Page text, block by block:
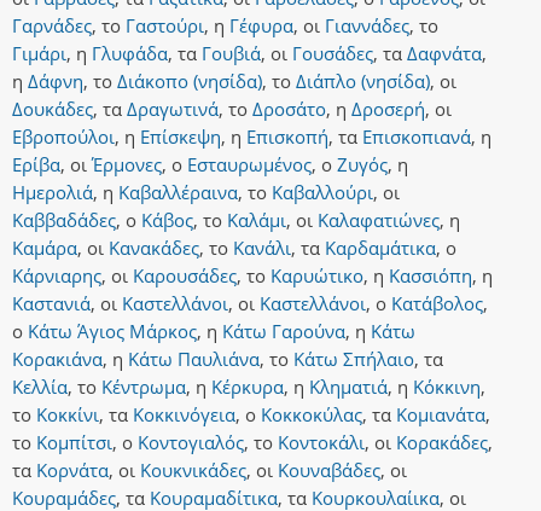
Γαρνάδες, το Γαστούρι, η Γέφυρα, οι Γιαννάδες, το
Γιμάρι, η Γλυφάδα, τα Γουβιά, οι Γουσάδες, τα Δαφνάτα,
η Δάφνη, το Διάκοπο (νησίδα), το Διάπλο (νησίδα), οι
Δουκάδες, τα Δραγωτινά, το Δροσάτο, η Δροσερή, οι
Εβροπούλοι, η Επίσκεψη, η Επισκοπή, τα Επισκοπιανά, η
Ερίβα, οι Έρμονες, ο Εσταυρωμένος, ο Ζυγός, η
Ημερολιά, η Καβαλλέραινα, το Καβαλλούρι, οι
Καββαδάδες, ο Κάβος, το Καλάμι, οι Καλαφατιώνες, η
Καμάρα, οι Κανακάδες, το Κανάλι, τα Καρδαμάτικα, ο
Κάρνιαρης, οι Καρουσάδες, το Καρυώτικο, η Κασσιόπη, η
Καστανιά, οι Καστελλάνοι, οι Καστελλάνοι, ο Κατάβολος,
ο Κάτω Άγιος Μάρκος, η Κάτω Γαρούνα, η Κάτω
Κορακιάνα, η Κάτω Παυλιάνα, το Κάτω Σπήλαιο, τα
Κελλία, το Κέντρωμα, η Κέρκυρα, η Κληματιά, η Κόκκινη,
το Κοκκίνι, τα Κοκκινόγεια, ο Κοκκοκύλας, τα Κομιανάτα,
το Κομπίτσι, ο Κοντογιαλός, το Κοντοκάλι, οι Κορακάδες,
τα Κορνάτα, οι Κουκνικάδες, οι Κουναβάδες, οι
Κουραμάδες, τα Κουραμαδίτικα, τα Κουρκουλαίικα, οι